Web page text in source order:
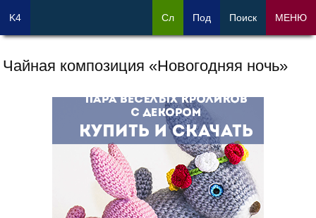
Чайная композиция «Новогодняя ночь»
K4 Сл Под Поиск МЕНЮ